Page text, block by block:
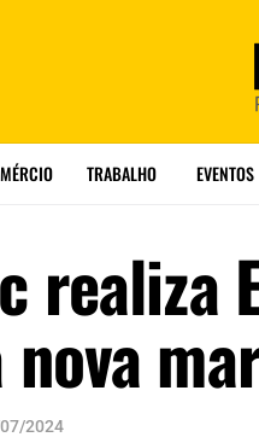
TRABALHO EVENTOS
realiza
2024